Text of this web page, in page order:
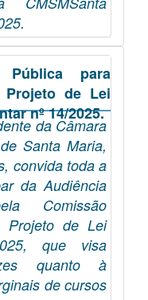
Pública para
de Lei
nº 14/2025.
da Câmara
Santa Maria,
convida toda a
da Audiência
Comissão
Projeto de Lei
que visa
quanto à
de cursos